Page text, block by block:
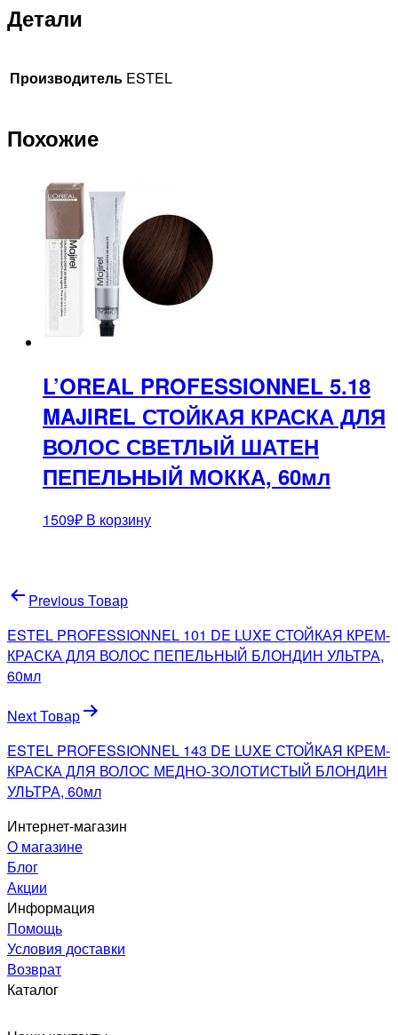
Детали
Производитель ESTEL
Похожие
L’OREAL PROFESSIONNEL 5.18
MAJIREL СТОЙКАЯ КРАСКА ДЛЯ
ВОЛОС СВЕТЛЫЙ ШАТЕН
ПЕПЕЛЬНЫЙ МОККА, 60мл
1509₽ В корзину
Навигация
по
записям
Previous Товар
ESTEL PROFESSIONNEL 101 DE LUXE СТОЙКАЯ КРЕМ-
КРАСКА ДЛЯ ВОЛОС ПЕПЕЛЬНЫЙ БЛОНДИН УЛЬТРА,
60мл
Next Товар
ESTEL PROFESSIONNEL 143 DE LUXE СТОЙКАЯ КРЕМ-
КРАСКА ДЛЯ ВОЛОС МЕДНО-ЗОЛОТИСТЫЙ БЛОНДИН
УЛЬТРА, 60мл
Интернет-магазин
О магазине
Блог
Акции
Информация
Помощь
Условия доставки
Возврат
Каталог